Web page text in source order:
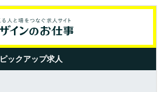
ピックアップ求人